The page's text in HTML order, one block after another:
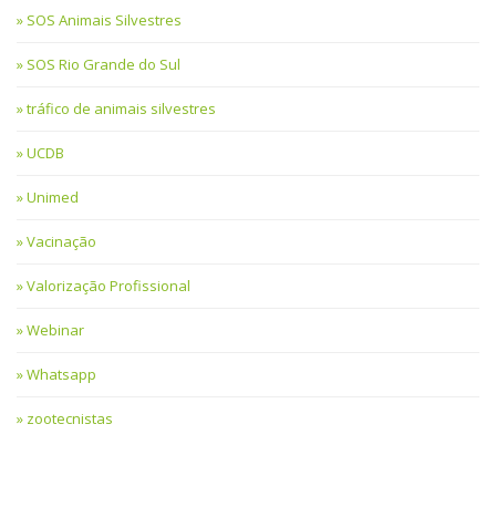
SOS Animais Silvestres
SOS Rio Grande do Sul
tráfico de animais silvestres
UCDB
Unimed
Vacinação
Valorização Profissional
Webinar
Whatsapp
zootecnistas